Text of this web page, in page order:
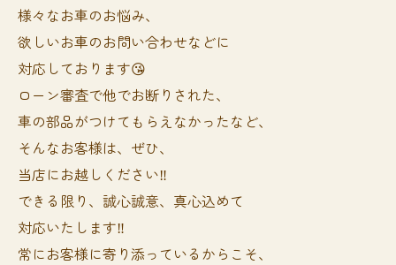
様々なお車のお悩み、
欲しいお車のお問い合わせなどに
対応しております😘
ローン審査で他でお断りされた、
車の部品がつけてもらえなかったなど、
そんなお客様は、ぜひ、
当店にお越しください‼️
できる限り、誠心誠意、真心込めて
対応いたします‼️
常にお客様に寄り添っているからこそ、